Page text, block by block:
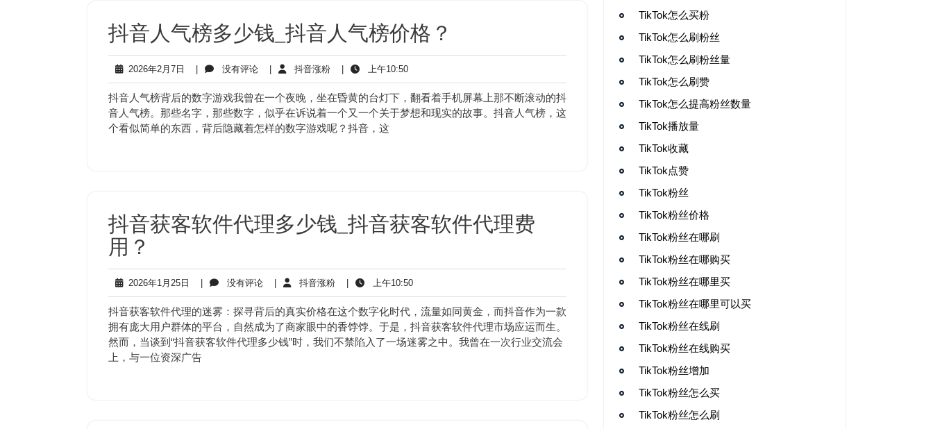
抖音人气榜多少钱_抖音人气榜价格？
2026年2月7日
2026
年
2
月
7
日
没有评论没
有
评
论
抖音涨粉抖
音
涨
上午10:50上
午
10:50
抖音人气榜背后的数字游戏我曾在一个夜晚，坐在昏黄的台灯下，翻看着手机屏幕上那不断滚动的抖
音人气榜。那些名字，那些数字，似乎在诉说着一个又一个关于梦想和现实的故事。抖音人气榜，这
个看似简单的东西，背后隐藏着怎样的数字游戏呢？抖音，这
抖音获客软件代理多少钱_抖音获客软件代理费
用？
2026年1月25日
2026
年
1
月
25
日
没有评论没
有
评
论
抖音涨粉抖
音
涨
粉
上午10:50上
午
10:50
抖音获客软件代理的迷雾：探寻背后的真实价格在这个数字化时代，流量如同黄金，而抖音作为一款
拥有庞大用户群体的平台，自然成为了商家眼中的香饽饽。于是，抖音获客软件代理市场应运而生。
然而，当谈到“抖音获客软件代理多少钱”时，我们不禁陷入了一场迷雾之中。我曾在一次行业交流会
上，与一位资深广告
TikTok怎么买粉
TikTok怎么刷粉丝
TikTok怎么刷粉丝量
TikTok怎么刷赞
TikTok怎么提高粉丝数量
TikTok播放量
TikTok收藏
TikTok点赞
TikTok粉丝
TikTok粉丝价格
TikTok粉丝在哪刷
TikTok粉丝在哪购买
TikTok粉丝在哪里买
TikTok粉丝在哪里可以买
TikTok粉丝在线刷
TikTok粉丝在线购买
TikTok粉丝增加
TikTok粉丝怎么买
TikTok粉丝怎么刷